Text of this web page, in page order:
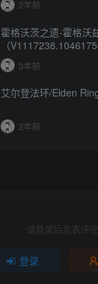
2年前
霍格沃茨之遗-霍格沃
（
容）
3年前
艾尔登法环/Elden
2年前
请登录后发表评论
登录